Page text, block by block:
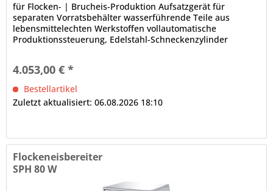
für Flocken- | Brucheis-Produktion Aufsatzgerät für
separaten Vorratsbehälter wasserführende Teile aus
lebensmittelechten Werkstoffen vollautomatische
Produktionssteuerung, Edelstahl-Schneckenzylinder
4.053,00 € *
Bestellartikel
Zuletzt aktualisiert: 06.08.2026 18:10
Flockeneisbereiter
SPH 80 W